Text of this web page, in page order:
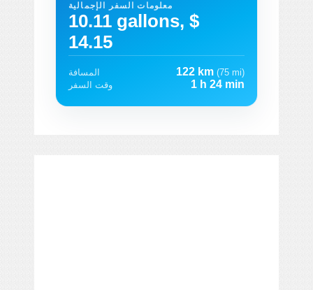
معلومات السفر الإجمالية
10.11 gallons, $
14.15
المسافة 122 km (75 mi)
وقت السفر
1 h 24 min